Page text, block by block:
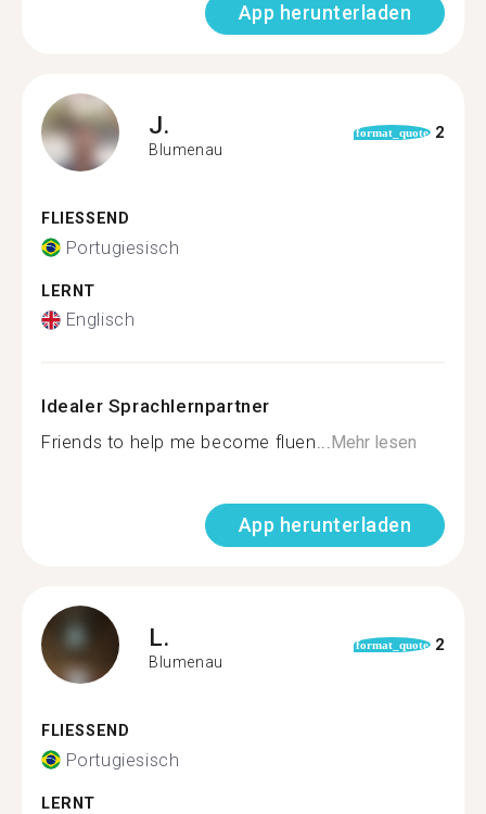
App herunterladen
J.
Blumenau
format_quote 2
FLIESSEND
Portugiesisch
LERNT
Englisch
Idealer Sprachlernpartner
Friends to help me become fluen...Mehr lesen
App herunterladen
L.
Blumenau
format_quote 2
FLIESSEND
Portugiesisch
LERNT